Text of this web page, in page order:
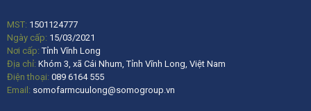
MST: 1501124777
Ngày cấp: 15/03/2021
Nơi cấp:Tỉnh Vĩnh Long
Địa chỉ: Khóm 3, xã Cái Nhum, Tỉnh Vĩnh Long, Việt Nam
Điện thoại: 089 6164 555
Email: somofarmcuulong@somogroup.vn